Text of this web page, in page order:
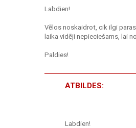
Labdien!
Vēlos noskaidrot, cik ilgi
laika vidēji nepieciešams, lai
Paldies!
ATBILDES:
Labdien!